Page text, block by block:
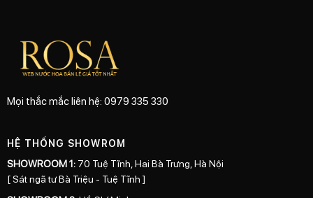
Mọi thắc mắc liên hệ: 0979 335 330
HỆ THỐNG SHOWROM
SHOWROOM 1: 70 Tuệ Tĩnh, Hai Bà Trưng, Hà Nội
[ Sát ngã tư Bà Triệu - Tuệ Tĩnh ]